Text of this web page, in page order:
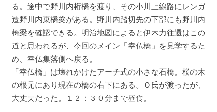
る。途中で野川内桁橋を渡り、その小川上線路にレンガ
造野川内東橋梁がある。野川内踏切先の下部にも野川内
橋梁を確認できる。明治地図によると伊木力往還はこの
道と思われるが、今回のメイン「幸仏橋」を見学するた
め、幸仏集落側へ戻る。
「幸仏橋」は壊れかけたアーチ式の小さな石橋。桜の木
の根元にあり現在の橋の右下にある。Ｏ氏が渡ったが、
大丈夫だった。１２：３０分まで昼食。